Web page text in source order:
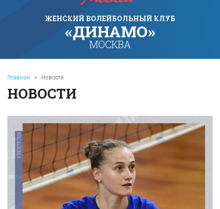
ЖЕНСКИЙ ВОЛЕЙБОЛЬНЫЙ КЛУБ
«ДИНАМО»
МОСКВА
Главная » Новости
НОВОСТИ